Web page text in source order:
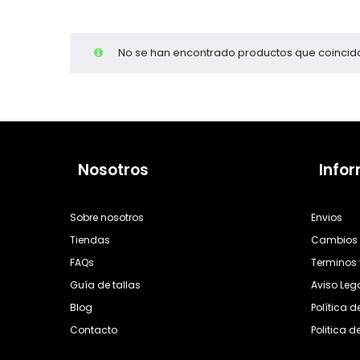
No se han encontrado productos que
Nosotros
Sobre nosotros
Tiendas
FAQs
Guía de tallas
Blog
Contacto
Envios
Cambios
Aviso
Política
Politica